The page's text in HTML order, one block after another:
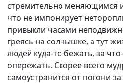
стремительно меняющимся
что не импонирует
привыкли часами
греясь на солнышке, а тут
людей куда-то бежать, за
опережать. Скорее всего
самоустранится от погони